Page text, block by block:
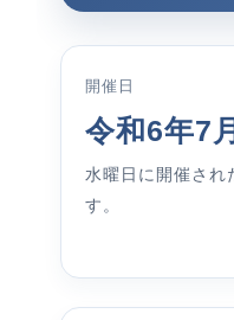
開催日
令和6年7
水曜日に開催され
す。